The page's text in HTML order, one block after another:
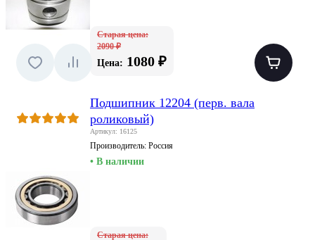
Старая цена:
2090 ₽
Цена: 1080 ₽
Подшипник 12204 (перв. вала
роликовый)
Артикул: 16125
Производитель: Россия
• В наличии
Старая цена: